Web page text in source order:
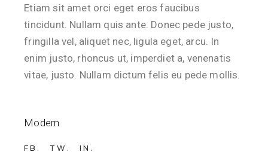
Etiam sit amet orci eget eros faucibus
tincidunt. Nullam quis ante. Donec pede justo,
fringilla vel, aliquet nec, ligula eget, arcu. In
enim justo, rhoncus ut, imperdiet a, venenatis
vitae, justo. Nullam dictum felis eu pede mollis.
Modern
FB TW IN